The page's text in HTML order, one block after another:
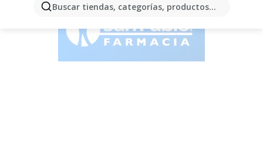
Buscar tiendas, categorías, productos...